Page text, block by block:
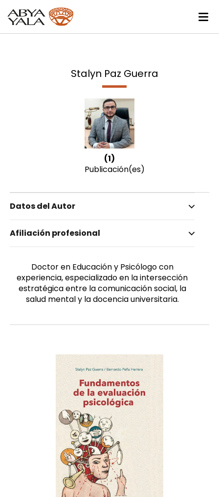
Stalyn Paz Guerra
(1)
Publicación(es)
Datos del Autor
Paz Guerra, Stalyn
Masculino
Afiliación profesional
Doctor en Educación y Psicólogo con
experiencia, especializado en la intersección
estratégica entre la comunicación social, la
salud mental y la docencia universitaria.